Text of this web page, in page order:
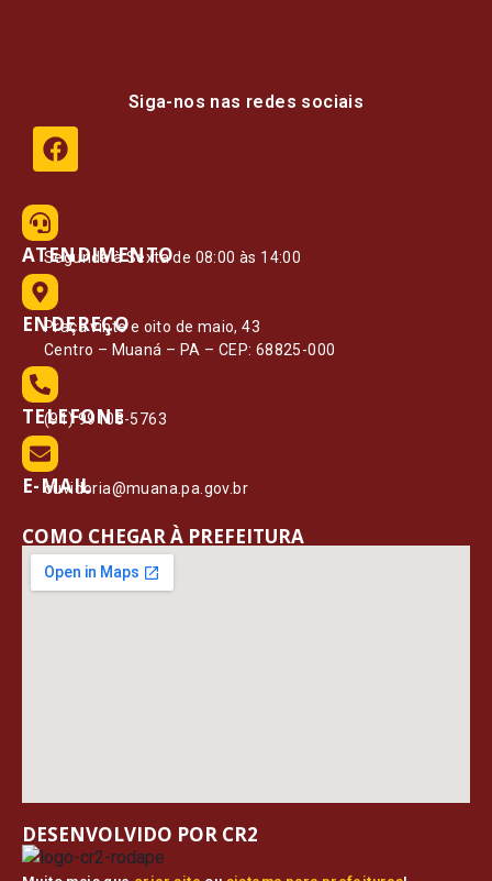
Siga-nos nas redes sociais
ATENDIMENTO
Segunda à Sexta de 08:00 às 14:00
ENDEREÇO
Praça vinte e oito de maio, 43
Centro – Muaná – PA – CEP: 68825-000
TELEFONE
(91) 99108-5763
E-MAIL
ouvidoria@muana.pa.gov.br
COMO CHEGAR À PREFEITURA
DESENVOLVIDO POR CR2